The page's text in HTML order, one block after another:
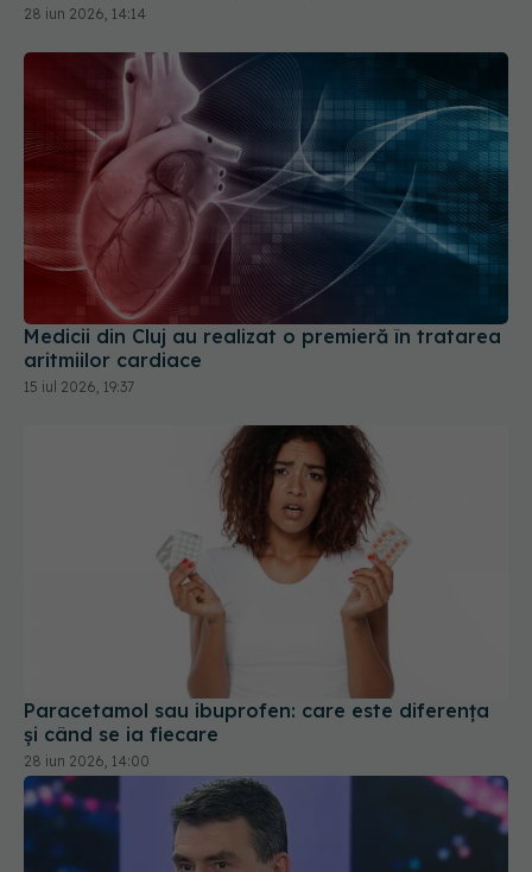
28 iun 2026, 14:14
Medicii din Cluj au realizat o premieră în tratarea
aritmiilor cardiace
15 iul 2026, 19:37
Paracetamol sau ibuprofen: care este diferența
și când se ia fiecare
28 iun 2026, 14:00